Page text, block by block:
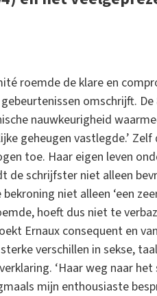
roemde de klare en
omschrijft.
nauwkeurigheid
geheugen vastlegde.’
toe. Haar eigen leven
de schrijfster niet alleen
niet alleen ‘een
hoeft dus niet te
Ernaux consequent en
verschillen in sekse,
‘Haar weg naar
mijn enthousiaste